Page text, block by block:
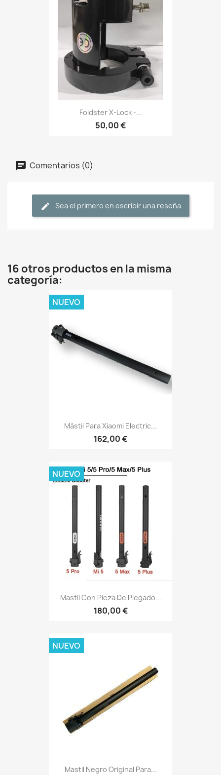
Foldster X-Lock -...
50,00 €
Comentarios (0)
Sea el primero en escribir una reseña
16 otros productos en la misma
categoría:
Mástil Para Xiaomi Electric...
162,00 €
NUEVO
Mastil Con Pieza De Plegado...
180,00 €
NUEVO
Mastil Negro Original Para...
NUEVO